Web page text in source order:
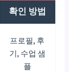
확인 방법
프로필, 후
기, 수업 샘
플